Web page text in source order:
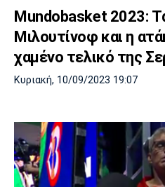
Mundobasket 2023:
Μιλουτίνοφ και η
χαμένο τελικό της
Κυριακή, 10/09/2023 19:07